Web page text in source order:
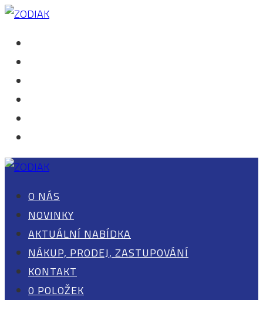
O NÁS
NOVINKY
AKTUÁLNÍ NABÍDKA
NÁKUP, PRODEJ, ZASTUPOVÁNÍ
KONTAKT
0 POLOŽEK